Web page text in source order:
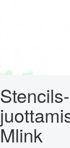
Mlink